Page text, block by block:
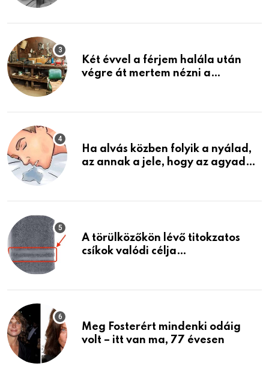
Két évvel a férjem halála után
végre át mertem nézni a
életemet
Ha alvás közben folyik a nyálad,
az annak a jele, hogy az agyad…
A törülközőkön lévő titokzatos
csíkok valódi célja…
Meg Fosterért mindenki odáig
volt – itt van ma, 77 évesen